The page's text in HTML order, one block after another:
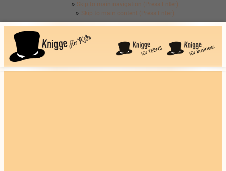
Skip to main navigation (Press Enter).
Skip to main content (Press Enter).